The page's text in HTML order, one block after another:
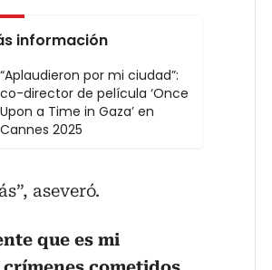
información
“Aplaudieron por mi ciudad”:
co-director de película ‘Once
Upon a Time in Gaza’ en
Cannes 2025
aseveró.
que es mi